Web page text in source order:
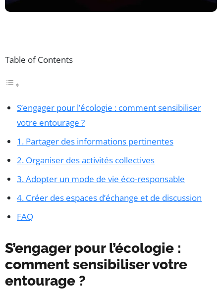
Table of Contents
S’engager pour l’écologie : comment sensibiliser
votre entourage ?
1. Partager des informations pertinentes
2. Organiser des activités collectives
3. Adopter un mode de vie éco-responsable
4. Créer des espaces d’échange et de discussion
FAQ
S’engager pour l’écologie :
comment sensibiliser votre
entourage ?